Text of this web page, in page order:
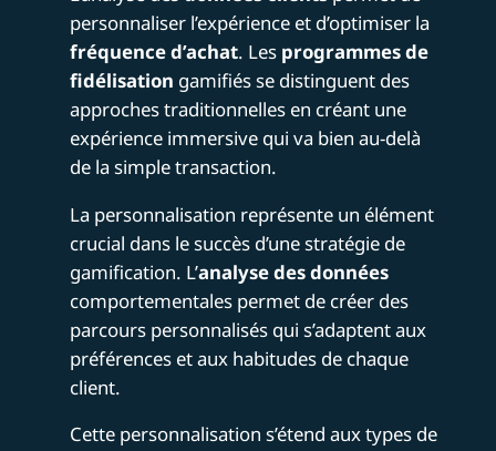
personnaliser l’expérience et d’optimiser la
fréquence d’achat. Les programmes de
fidélisation gamifiés se distinguent des
approches traditionnelles en créant une
expérience immersive qui va bien au-delà
de la simple transaction.
La personnalisation représente un élément
crucial dans le succès d’une stratégie de
gamification. L’analyse des données
comportementales permet de créer des
parcours personnalisés qui s’adaptent aux
préférences et aux habitudes de chaque
client.
Cette personnalisation s’étend aux types de